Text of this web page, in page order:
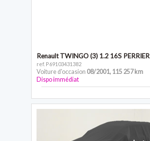
Renault TWINGO(3) 1.2 16S PERRIER
ref. P69103431382
Voiture d'occasion 08/2001, 115 257 km
Dispo immédiat